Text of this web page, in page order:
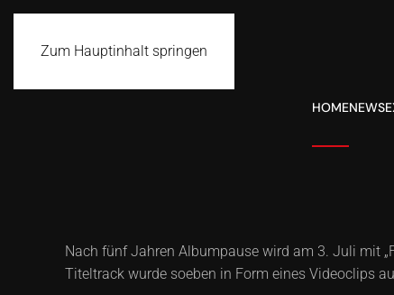
Zum Hauptinhalt springen
HOMENEWS
Nach fünf Jahren Albumpause wird am 3. Juli mit
Titeltrack wurde soeben in Form eines Videoclips